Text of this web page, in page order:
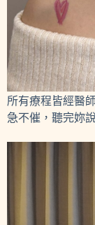
所有療程皆經醫
急不催，聽完妳